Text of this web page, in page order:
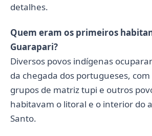
detalhes.
Quem eram os primeiros
Guarapari?
Diversos povos indígenas
da chegada dos portugueses,
grupos de matriz tupi e outros
habitavam o litoral e o interior do
Santo.